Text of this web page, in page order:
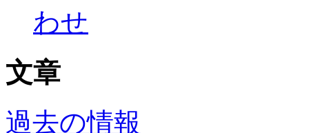
わせ
文章
過去の情報